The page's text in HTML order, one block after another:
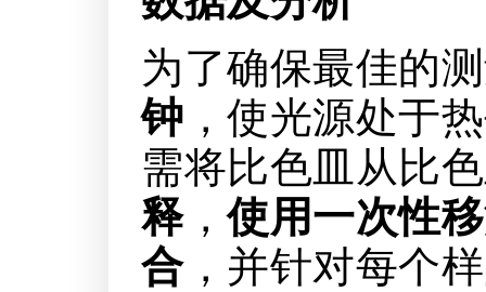
为了确保最佳的
钟 ，使光源处于
需将比色皿从比
释，使用一次性
合，并针对每个